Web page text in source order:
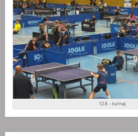
12.6. - turnaj